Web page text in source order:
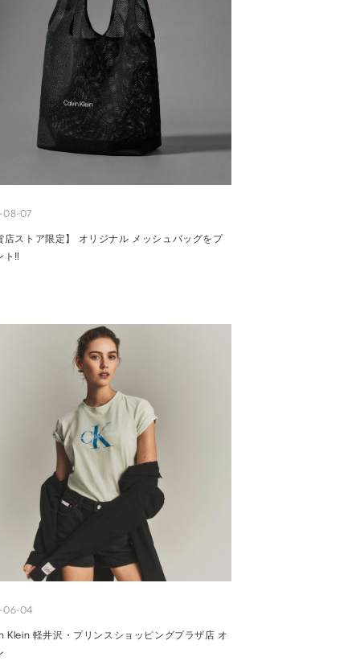
08-07
店ストア限定】 オリジナル メッシュバッグをプ
ト‼
06-04
Klein 軽井沢・プリンスショッピングプラザ店 オ